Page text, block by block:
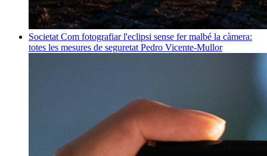
Societat Com fotografiar l'eclipsi sense fer malbé la càmera:
totes les mesures de seguretat Pedro Vicente-Mullor